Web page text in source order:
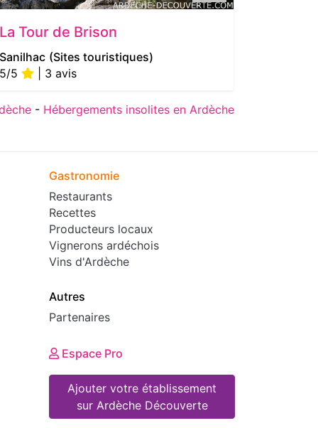
La Tour de Brison
Sanilhac (Sites touristiques)
5/5
| 3 avis
- Hébergements insolites en Ardèche
Gastronomie
Restaurants
Recettes
Producteurs locaux
Vignerons ardéchois
Vins d'Ardèche
Autres
Partenaires
Espace Pro
Ajouter votre établissement
sur Ardèche Découverte